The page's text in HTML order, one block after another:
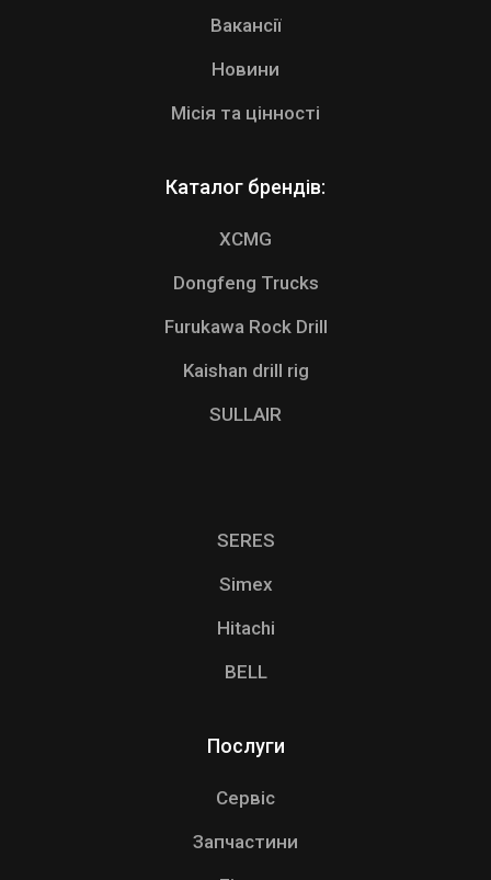
Вакансії
Новини
Місія та цінності
Каталог брендів:
XCMG
Dongfeng Trucks
Furukawa Rock Drill
Kaishan drill rig
SULLAIR
SERES
Simex
Hitachi
BELL
Послуги
Сервіс
Запчастини